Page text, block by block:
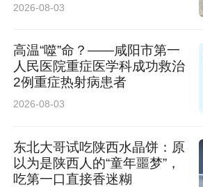
2026-08-03
高温“噬”命？——咸阳市第一
人民医院重症医学科成功救治
2例重症热射病患者
2026-08-03
东北大哥试吃陕西水晶饼：原
以为是陕西人的“童年噩梦”，
吃第一口直接香迷糊